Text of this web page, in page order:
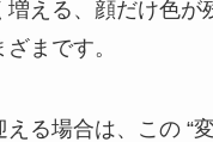
増える、顔だけ色が
まです。
える場合は、この “